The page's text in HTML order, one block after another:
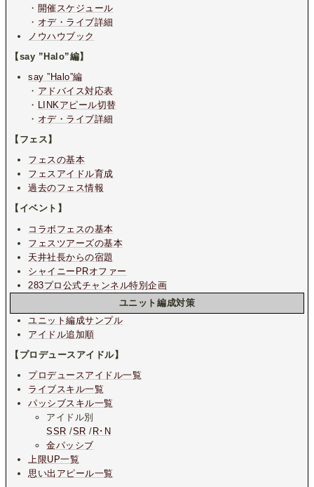
・ 開催スケジュール
・ オデ・ライブ詳細
ノウハウブック
【say ”Halo”編】
say ”Halo”編
・ アドバイス対応表
・ LINKアピール切替
・ オデ・ライブ詳細
【フェス】
フェスの基本
フェスアイドル育成
過去のフェス情報
【イベント】
コラボフェスの基本
フェスツアーズの基本
天井社長からの宿題
シャイニーPRオファー
283プロ公式チャンネル特別企画
ユニット編成対策
ユニット編成サンプル
アイドル追加順
【プロデュースアイドル】
プロデュースアイドル一覧
ライブスキル一覧
パッシブスキル一覧
アイドル別
SSR /SR / R･N
金パッシブ
上限UP一覧
思い出アピール一覧